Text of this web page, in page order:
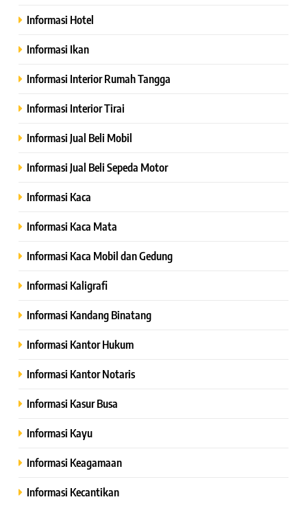
Informasi Hotel
Informasi Ikan
Informasi Interior Rumah Tangga
Informasi Interior Tirai
Informasi Jual Beli Mobil
Informasi Jual Beli Sepeda Motor
Informasi Kaca
Informasi Kaca Mata
Informasi Kaca Mobil dan Gedung
Informasi Kaligrafi
Informasi Kandang Binatang
Informasi Kantor Hukum
Informasi Kantor Notaris
Informasi Kasur Busa
Informasi Kayu
Informasi Keagamaan
Informasi Kecantikan